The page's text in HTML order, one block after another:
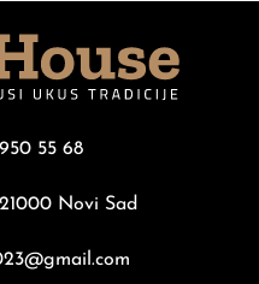
55 68
Novi Sad